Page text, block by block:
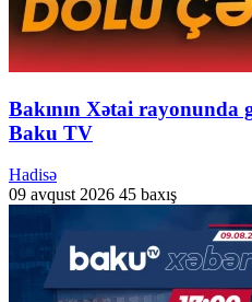
Bakının Xətai rayonunda
Baku TV
Hadisə
09 avqust 2026 45 baxış